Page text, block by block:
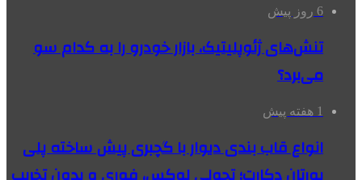
6 روز پیش
تنش‌های ژئوپلیتیک، بازار خودرو را به کدام سو
می‌برد؟
1 هفته پیش
انواع قاب بندی دیوار با گچبری پیش ساخته پلی